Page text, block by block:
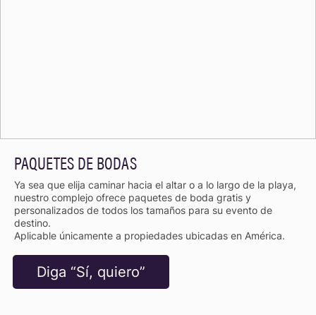
PAQUETES DE BODAS
Ya sea que elija caminar hacia el altar o a lo largo de la playa,
nuestro complejo ofrece paquetes de boda gratis y
personalizados de todos los tamaños para su evento de
destino.
Aplicable únicamente a propiedades ubicadas en América.
Diga “Sí, quiero”